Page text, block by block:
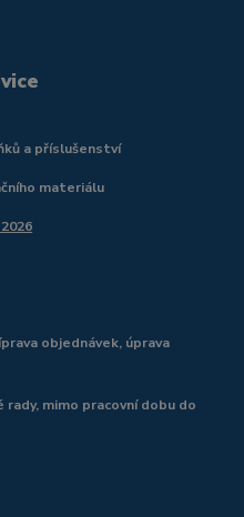
a příslušenství
materiálu
objednávek, úprava
mimo pracovní dobu do